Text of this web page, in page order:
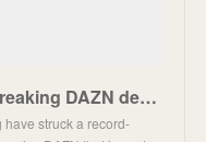
Eddie Hearn strikes record-breaking DAZN deal, ending exclusive Sky partnership
struck a record-